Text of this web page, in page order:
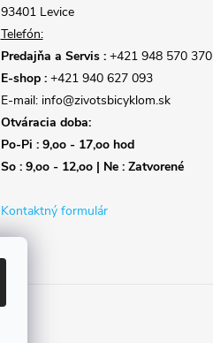
93401 Levice
Telefón:
Predajňa a Servis :+421 948 570 370
E-shop : +421 940 627 093
E-mail: info@zivotsbicyklom.sk
Otváracia doba:
Po-Pi : 9,oo - 17,oo hod
So : 9,oo - 12,oo | Ne : Zatvorené
Kontaktný formulár